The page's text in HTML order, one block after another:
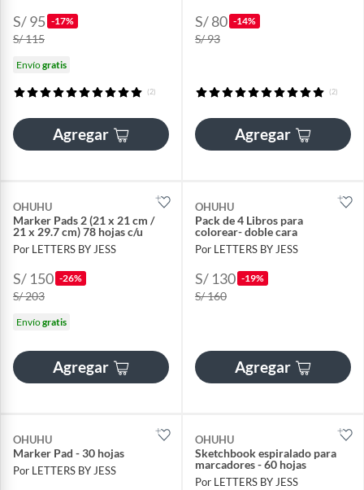
S/ 95 -17%
S/ 115
Envíogratis
(2)
Agregar
S/ 80 -14%
S/ 93
(2)
Agregar
OHUHU
Marker Pads 2 (21 x 21 cm /
21 x 29.7 cm) 78 hojas c/u
Por LETTERS BY JESS
S/ 150 -26%
S/ 203
Envíogratis
Agregar
OHUHU
Pack de 4 Libros para
colorear- doble cara
Por LETTERS BY JESS
S/ 130 -19%
S/ 160
Agregar
OHUHU
Marker Pad - 30 hojas
Por LETTERS BY JESS
OHUHU
Sketchbook espiralado para
marcadores - 60 hojas
Por LETTERS BY JESS